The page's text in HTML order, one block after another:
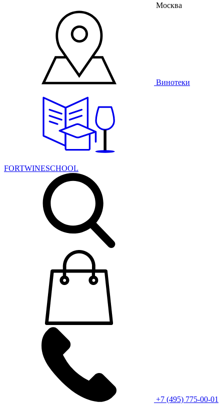
Москва
Винотеки
FORTWINESCHOOL
+7 (495) 775-00-01